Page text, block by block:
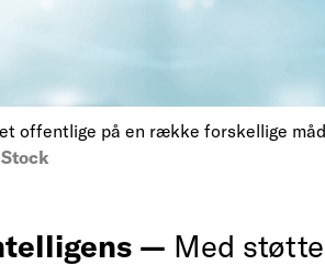
offentlige på en række forskellige
— Med